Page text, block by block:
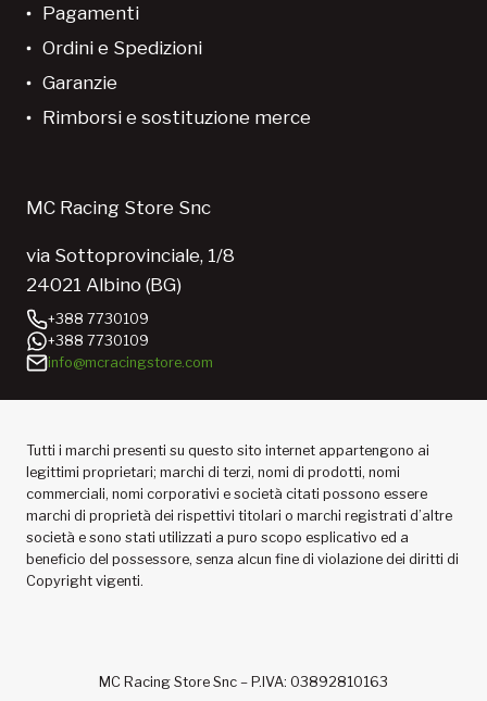
Pagamenti
Ordini e Spedizioni
Garanzie
Rimborsi e sostituzione merce
MC Racing Store Snc
via Sottoprovinciale, 1/8
24021 Albino (BG)
+388 7730109
+388 7730109
info@mcracingstore.com
Tutti i marchi presenti su questo sito internet appartengono ai
legittimi proprietari; marchi di terzi, nomi di prodotti, nomi
commerciali, nomi corporativi e società citati possono essere
marchi di proprietà dei rispettivi titolari o marchi registrati d’altre
società e sono stati utilizzati a puro scopo esplicativo ed a
beneficio del possessore, senza alcun fine di violazione dei diritti di
Copyright vigenti.
MC Racing Store Snc – P.IVA: 03892810163